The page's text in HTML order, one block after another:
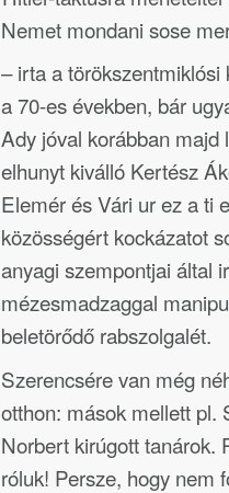
Nemet mondani sose
– irta a
a 70-es években, bár
Ady jóval korábban majd
elhunyt kiválló Kertész
Elemér és Vári ur ez a ti
közösségért kockázatot
anyagi szempontjai által
mézesmadzaggal
beletörődő rabszolgalét.
Szerencsére van még
otthon: mások mellett pl.
Norbert kirúgott tanárok.
róluk! Persze, hogy nem